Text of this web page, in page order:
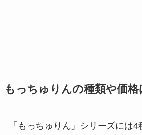
もっちゅりんの種類や価格
「もっちゅりん」シリーズには